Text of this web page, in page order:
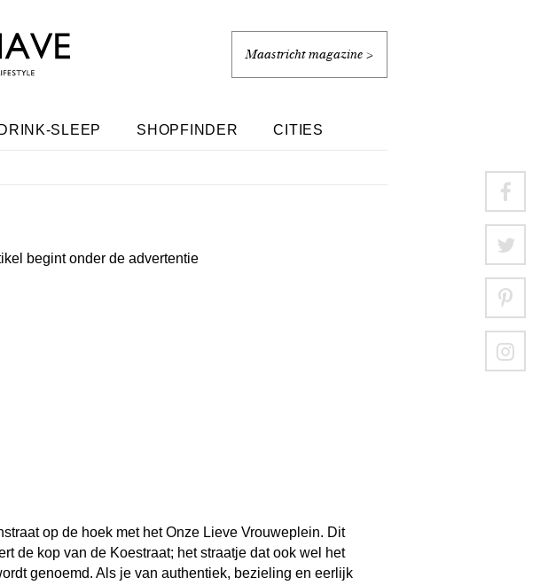
Maastricht magazine >
SLEEP SHOPFINDER CITIES
begint onder de advertentie
op de hoek met het Onze Lieve Vrouweplein. Dit
de kop van de Koestraat; het straatje dat ook wel het
genoemd. Als je van authentiek, bezieling en eerlijk